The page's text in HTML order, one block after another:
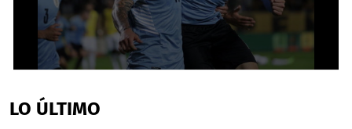
of
1
LO ÚLTIMO